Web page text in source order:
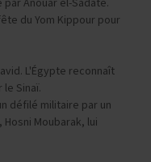
Anouar el-Sadate.
du Yom Kippour pour
L'Égypte reconnaît
Sinaï.
défilé militaire par un
Moubarak, lui